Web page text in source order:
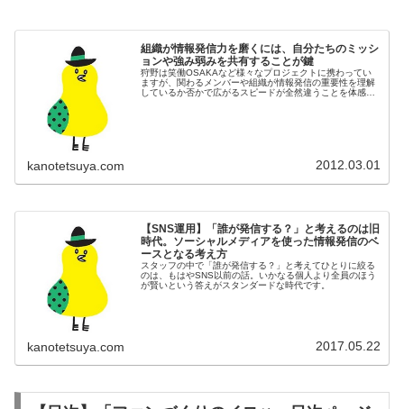
組織が情報発信力を磨くには、自分たちのミッシ
ョンや強み弱みを共有することが鍵
狩野は笑働OSAKAなど様々なプロジェクトに携わってい
ますが、関わるメンバーや組織が情報発信の重要性を理解
しているか否かで広がるスピードが全然違うことを体感し
kanotetsuya.com 2012.03.01
【SNS運用】「誰が発信する？」と考えるのは旧
時代。ソーシャルメディアを使った情報発信のベ
ースとなる考え方
スタッフの中で「誰が発信する？」と考えてひとりに絞る
のは、もはやSNS以前の話。いかなる個人より全員のほう
が賢いという答えがスタンダードな時代です。
kanotetsuya.com 2017.05.22